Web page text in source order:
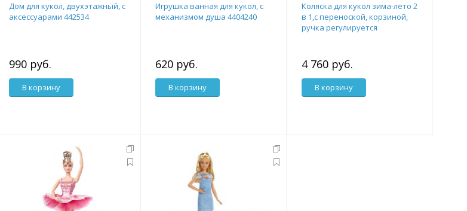
Дом для кукол, двухэтажный, с
аксессуарами 442534
990 руб.
В корзину
Игрушка ванная для кукол, с
механизмом душа 4404240
620 руб.
В корзину
Коляска для кукол зима-лето 2
в 1,с переноской, корзиной,
ручка регулируется
4 760 руб.
В корзину